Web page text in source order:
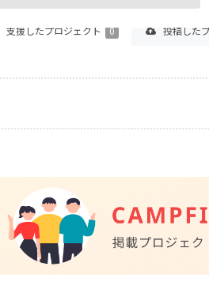
まちづくり・地域活性化
支援したプロジェクト 0 投稿した